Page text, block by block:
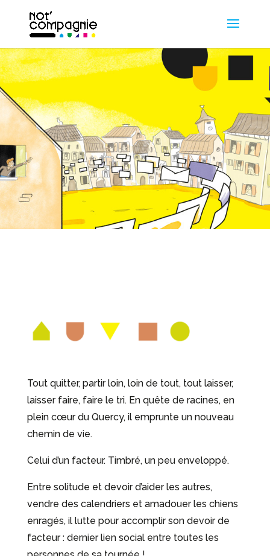
Tout quitter, partir loin, loin de tout, tout laisser,
laisser faire, faire le tri. En quête de racines, en
plein cœur du Quercy, il emprunte un nouveau
chemin de vie.
Celui d’un facteur. Timbré, un peu enveloppé.
Entre solitude et devoir d’aider les autres,
vendre des calendriers et amadouer les chiens
enragés, il lutte pour accomplir son devoir de
facteur : dernier lien social entre toutes les